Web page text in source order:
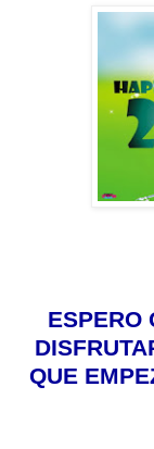
ESPERO
QUE